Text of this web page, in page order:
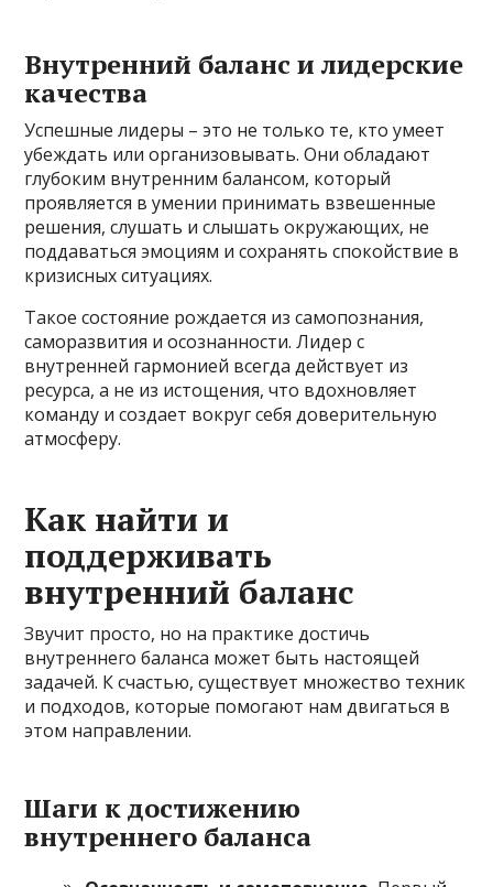
Внутренний баланс и лидерские
качества
Успешные лидеры – это не только те, кто умеет
убеждать или организовывать. Они обладают
глубоким внутренним балансом, который
проявляется в умении принимать взвешенные
решения, слушать и слышать окружающих, не
поддаваться эмоциям и сохранять спокойствие в
кризисных ситуациях.
Такое состояние рождается из самопознания,
саморазвития и осознанности. Лидер с
внутренней гармонией всегда действует из
ресурса, а не из истощения, что вдохновляет
команду и создает вокруг себя доверительную
атмосферу.
Как найти и
поддерживать
внутренний баланс
Звучит просто, но на практике достичь
внутреннего баланса может быть настоящей
задачей. К счастью, существует множество техник
и подходов, которые помогают нам двигаться в
этом направлении.
Шаги к достижению
внутреннего баланса